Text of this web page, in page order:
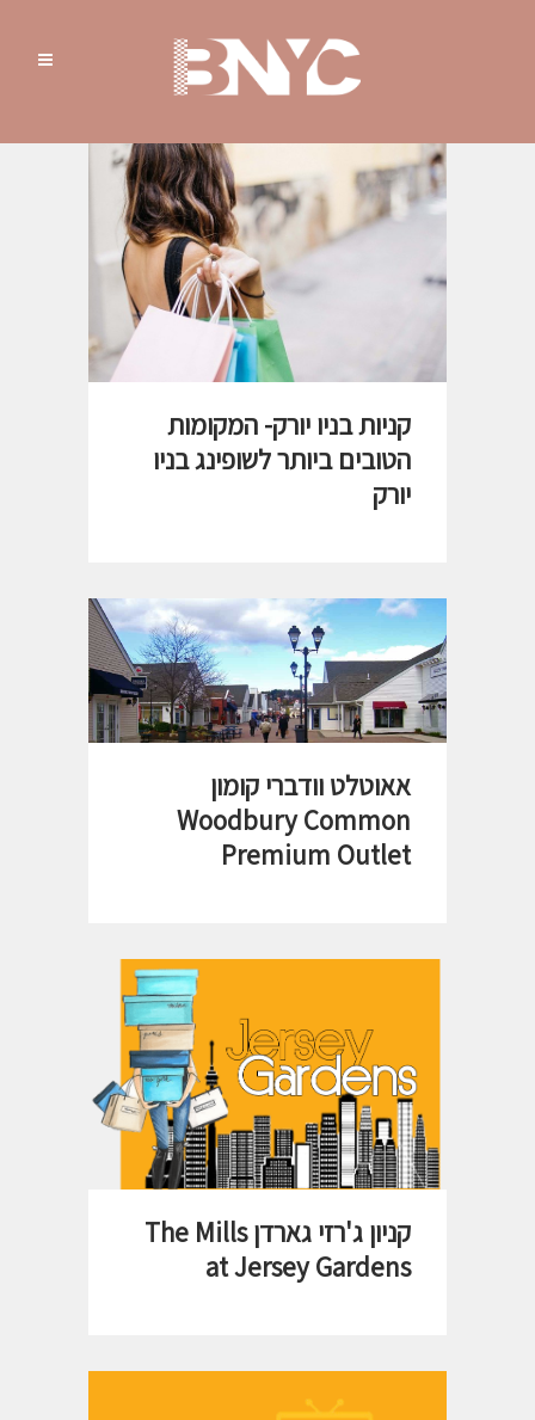
קניות בניו יורק- המקומות
הטובים ביותר לשופינג בניו
יורק
אאוטלט וודברי קומון
Woodbury Common
Premium Outlet
קניון ג'רזי גארדן The Mills
at Jersey Gardens